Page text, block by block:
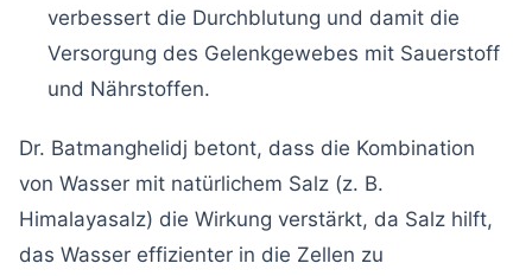
verbessert die Durchblutung und damit die
Versorgung des Gelenkgewebes mit Sauerstoff
und Nährstoffen.
Dr. Batmanghelidj betont, dass die Kombination
von Wasser mit natürlichem Salz (z. B.
Himalayasalz) die Wirkung verstärkt, da Salz hilft,
das Wasser effizienter in die Zellen zu